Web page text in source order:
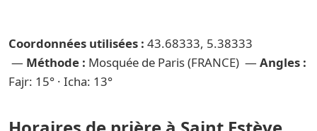
Coordonnées utilisées : 43.68333, 5.38333
— Méthode : Mosquée de Paris (FRANCE) — Angles :
Fajr: 15° · Icha: 13°